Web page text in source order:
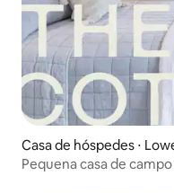
Casa de hóspedes ⋅
Pequena casa de